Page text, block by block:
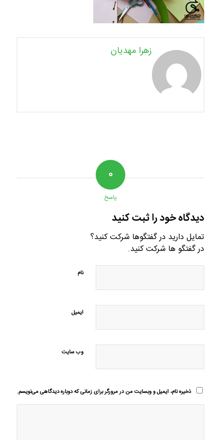
زهرا مهدیان
۰
پاسخ
دیدگاه خود را ثبت کنید
تمایل دارید در گفتگوها شرکت کنید؟
در گفتگو ها شرکت کنید.
نام
ایمیل
وب‌ سایت
ذخیره نام، ایمیل و وبسایت من در مرورگر برای زمانی که دوباره دیدگاهی می‌نویسم.